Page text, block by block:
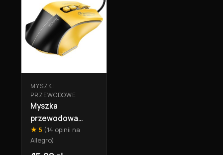
MYSZKI
PRZEWODOWE
Myszka
przewodowa
gamingowa USB A
3600DPI GM31
★ 5 (14 opinii na
Allegro)